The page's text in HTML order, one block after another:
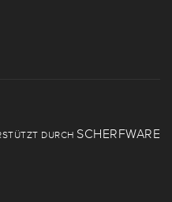
DURCH SCHERFWARE